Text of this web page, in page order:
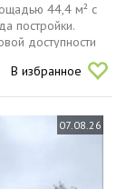
44,4 м² с
постройки.
доступности
детские сады и
В избранное
07.08.26